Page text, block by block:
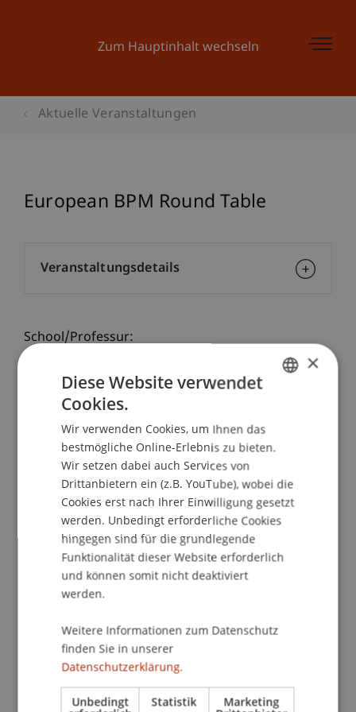
Zum Hauptinhalt wechseln
Aktuelle Veranstaltungen
European BPM Round Table
School/Professur:
Der zweite European BPM Round Table findet am
Vaduz statt. Der erste European BPM Round Table
wurde 2012 in Eindhoven organisiert. Die Idee
eines BPM Round Table auf europäischer Ebene
entstammt den zahlreichen lokalen BPM Round
Tables, die in den letzten Jahren in Europa
etabliert wurden, wie zum Beispiel in den
Niederlanden und in Liechtenstein
Das Thema des zweiten European BPM Round
Business Process Management – Driving
Innovation in a Digital World.
Ziel des European BPM Round Table ist der
Veranstaltungsdetails
×
Diese Website verwendet
Cookies.
Wir verwenden Cookies, um Ihnen das
bestmögliche Online-Erlebnis zu bieten.
Wir setzen dabei auch Services von
Drittanbietern ein (z.B. YouTube), wobei die
Cookies erst nach Ihrer Einwilligung gesetzt
werden. Unbedingt erforderliche Cookies
hingegen sind für die grundlegende
Funktionalität dieser Website erforderlich
und können somit nicht deaktiviert
werden.
Weitere Informationen zum Datenschutz
finden Sie in unserer
Datenschutzerklärung.
Unbedingt Statistik Marketing